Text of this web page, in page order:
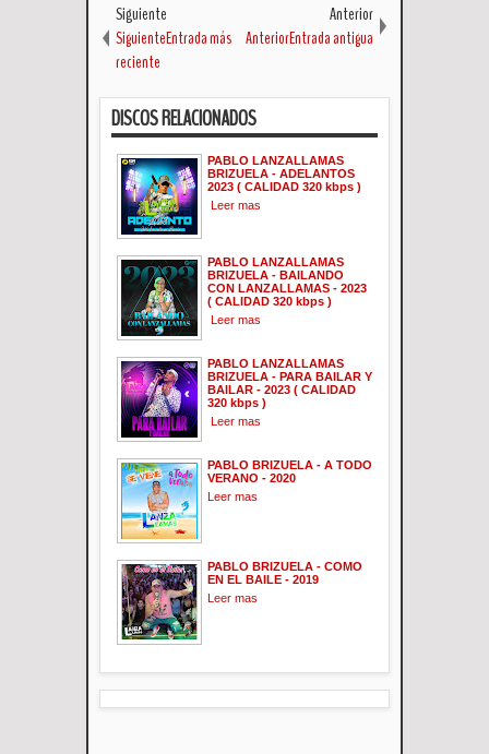
Siguiente
SiguienteEntrada más
reciente
Anterior
AnteriorEntrada antigua
DISCOS RELACIONADOS
PABLO LANZALLAMAS
BRIZUELA - ADELANTOS
2023 ( CALIDAD 320 kbps )
Leer mas
PABLO LANZALLAMAS
BRIZUELA - BAILANDO
CON LANZALLAMAS - 2023
( CALIDAD 320 kbps )
Leer mas
PABLO LANZALLAMAS
BRIZUELA - PARA BAILAR Y
BAILAR - 2023 ( CALIDAD
320 kbps )
Leer mas
PABLO BRIZUELA - A TODO
VERANO - 2020
Leer mas
PABLO BRIZUELA - COMO
EN EL BAILE - 2019
Leer mas